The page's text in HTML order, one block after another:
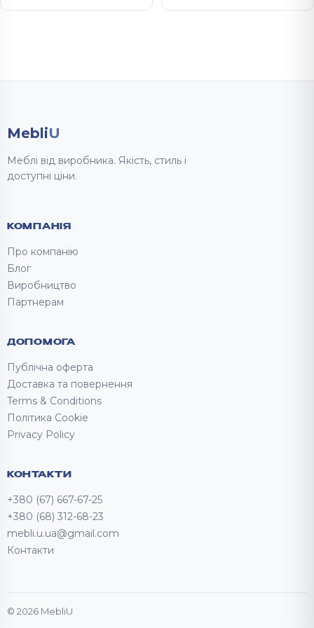
MebliU
Меблі від виробника. Якість, стиль і
доступні ціни.
КОМПАНІЯ
Про компанію
Блог
Виробництво
Партнерам
ДОПОМОГА
Публічна оферта
Доставка та повернення
Terms & Conditions
Політика Cookie
Privacy Policy
КОНТАКТИ
+380 (67) 667-67-25
+380 (68) 312-68-23
mebli.u.ua@gmail.com
Контакти
© 2026 MebliU